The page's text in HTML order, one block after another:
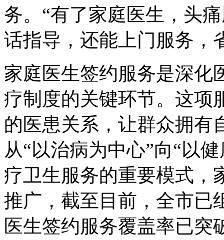
务。“有了家庭医生，头
话指导，还能上门服务，
家庭医生签约服务是深化
疗制度的关键环节。这项
的医患关系，让群众拥有
从“以治病为中心”向“以
疗卫生服务的重要模式，
推广，截至目前，全市已
医生签约服务覆盖率已突